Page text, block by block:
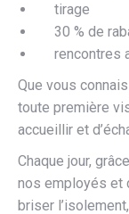
tirage
30 % de
rencontres
Que vous
toute première
accueillir et
Chaque jour,
nos employés et
briser